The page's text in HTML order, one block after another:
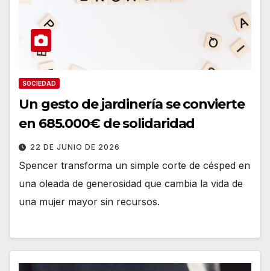
SOCIEDAD
Un gesto de jardinería se convierte
en 685.000€ de solidaridad
22 DE JUNIO DE 2026
Spencer transforma un simple corte de césped en
una oleada de generosidad que cambia la vida de
una mujer mayor sin recursos.